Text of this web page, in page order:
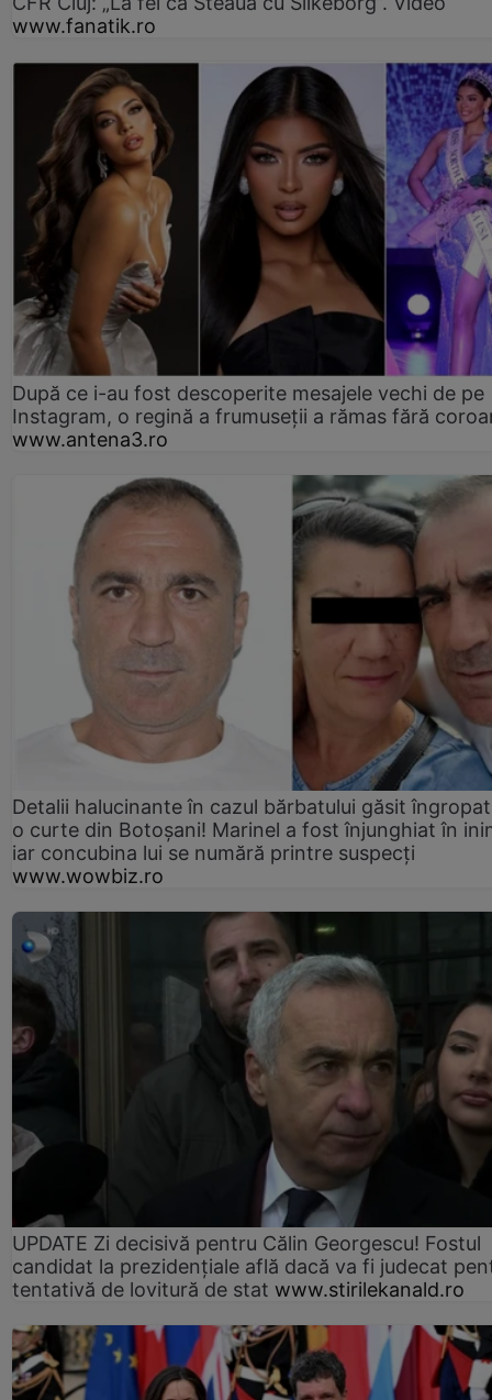
www.fanatik.ro
După ce i-au fost descoperite mesajele vechi de pe
Instagram, o regină a frumuseții a rămas fără
www.antena3.ro
Detalii halucinante în cazul bărbatului găsit
o curte din Botoșani! Marinel a fost înjunghiat în
iar concubina lui se numără printre suspecți
www.wowbiz.ro
UPDATE Zi decisivă pentru Călin Georgescu! Fostul
candidat la prezidențiale află dacă va fi judecat
tentativă de lovitură de stat www.stirilekanald.ro